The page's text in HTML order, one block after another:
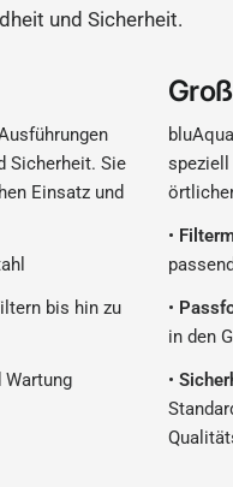
und Sicherheit.
Sicherheit. Sie
Einsatz und
bis hin zu
speziell
•
•
in den
•